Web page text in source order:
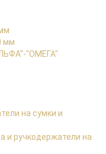
мм
"ОМЕГА"
на сумки и
и ручкодержатели на